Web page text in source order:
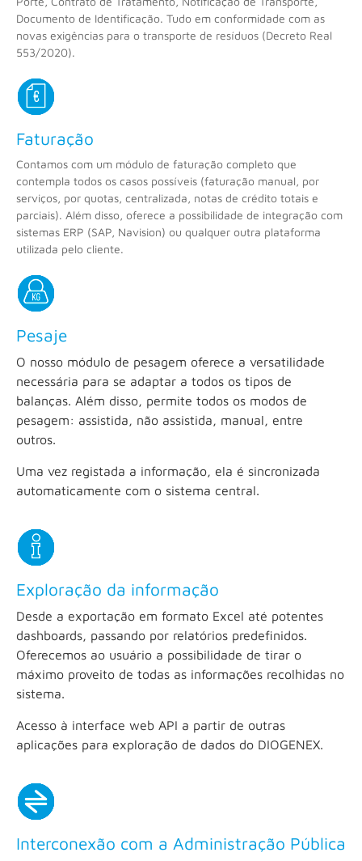
Documento de Identificação. Tudo em conformidade com as
novas exigências para o transporte de resíduos (Decreto Real
553/2020).
Faturação
Contamos com um módulo de faturação completo que
contempla todos os casos possíveis (faturação manual, por
serviços, por quotas, centralizada, notas de crédito totais e
parciais). Além disso, oferece a possibilidade de integração com
sistemas ERP (SAP, Navision) ou qualquer outra plataforma
utilizada pelo cliente.
Pesaje
O nosso módulo de pesagem oferece a versatilidade
necessária para se adaptar a todos os tipos de
balanças. Além disso, permite todos os modos de
pesagem: assistida, não assistida, manual, entre
outros.
Uma vez registada a informação, ela é sincronizada
automaticamente com o sistema central.
Exploração da informação
Desde a exportação em formato Excel até potentes
dashboards, passando por relatórios predefinidos.
Oferecemos ao usuário a possibilidade de tirar o
máximo proveito de todas as informações recolhidas no
sistema.
Acesso à interface web API a partir de outras
aplicações para exploração de dados do DIOGENEX.
Interconexão com a Administração Pública